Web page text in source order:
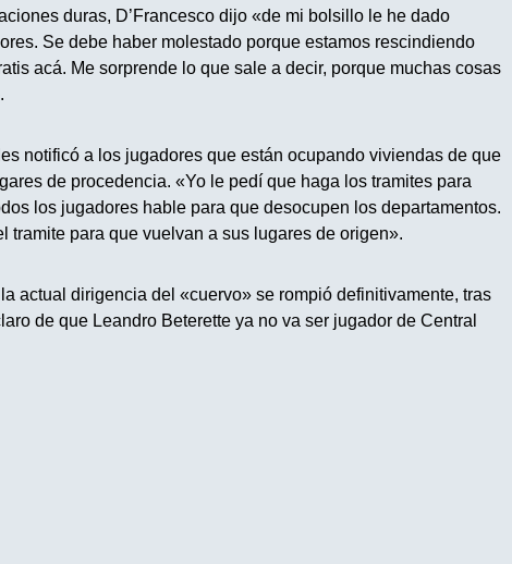
duras, D’Francesco dijo «de mi bolsillo le he dado
Se debe haber molestado porque estamos rescindiendo
acá. Me sorprende lo que sale a decir, porque muchas cosas
notificó a los jugadores que están ocupando viviendas de que
de procedencia. «Yo le pedí que haga los tramites para
los jugadores hable para que desocupen los departamentos.
tramite para que vuelvan a sus lugares de origen».
actual dirigencia del «cuervo» se rompió definitivamente, tras
de que Leandro Beterette ya no va ser jugador de Central